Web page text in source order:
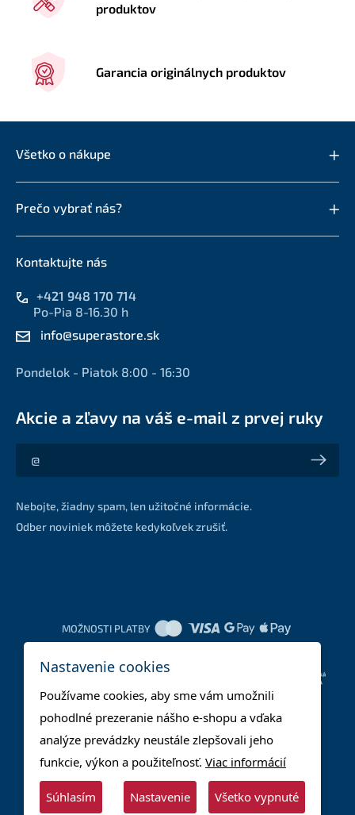
produktov
Garancia originálnych produktov
Všetko o nákupe
Prečo vybrať nás?
Kontaktujte nás
+421 948 170 714
Po-Pia 8-16.30 h
info@superastore.sk
Pondelok - Piatok 8:00 - 16:30
Akcie a zľavy na váš e-mail z prvej ruky
Akcie a zľavy na váš e-mail z prvej ruky
Nebojte, žiadny spam, len užitočné informácie.
Odber noviniek môžete kedykoľvek zrušiť.
MOŽNOSTI PLATBY
Nastavenie cookies
Používame cookies, aby sme vám umožnili
pohodlné prezeranie nášho e-shopu a vďaka
analýze prevádzky neustále zlepšovali jeho
funkcie, výkon a použiteľnosť. Viac informácií
Súhlasím Nastavenie Všetko vypnuté